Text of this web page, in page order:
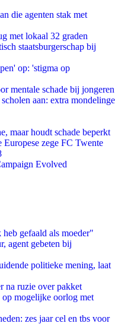
die agenten stak met
met lokaal 32 graden
staatsburgerschap bij
op: 'stigma op
mentale schade bij jongeren
aan: extra mondelinge
maar houdt schade beperkt
zege FC Twente
Evolved
gefaald als moeder"
agent gebeten bij
politieke mening, laat
na ruzie over pakket
mogelijke oorlog met
zes jaar cel en tbs voor